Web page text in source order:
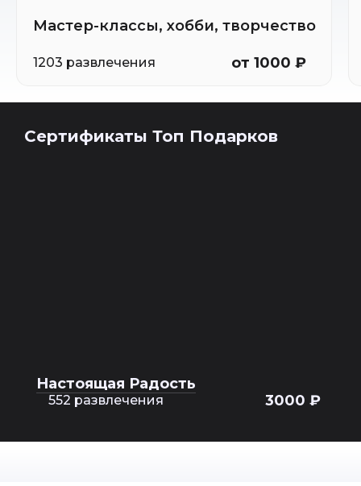
Мастер-классы, хобби, творчество
1203 развлечения от 1000 ₽
Сертификаты Топ Подарков
Настоящая Радость
552 развлечения 3000 ₽